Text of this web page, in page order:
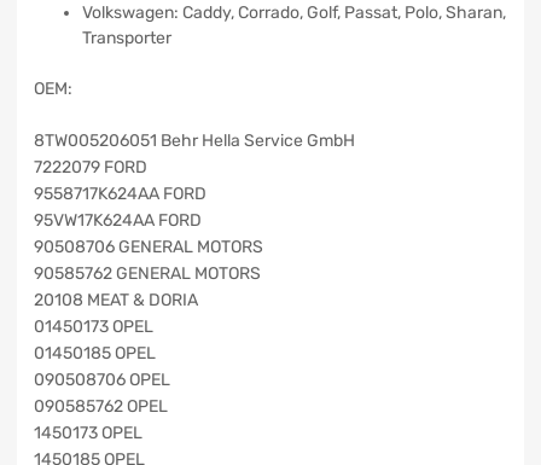
Volkswagen: Caddy, Corrado, Golf, Passat, Polo, Sharan,
Transporter
OEM:
8TW005206051 Behr Hella Service GmbH
7222079 FORD
9558717K624AA FORD
95VW17K624AA FORD
90508706 GENERAL MOTORS
90585762 GENERAL MOTORS
20108 MEAT & DORIA
01450173 OPEL
01450185 OPEL
090508706 OPEL
090585762 OPEL
1450173 OPEL
1450185 OPEL